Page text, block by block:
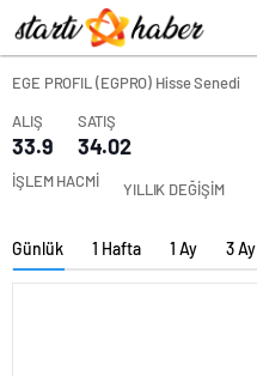
EGE PROFIL (EGPRO) Hisse Senedi
ALIŞ
33.9
SATIŞ
34.02
İŞLEM HACMİ YILLIK DEĞİŞİM
Günlük 1 Hafta 1 Ay 3 Ay